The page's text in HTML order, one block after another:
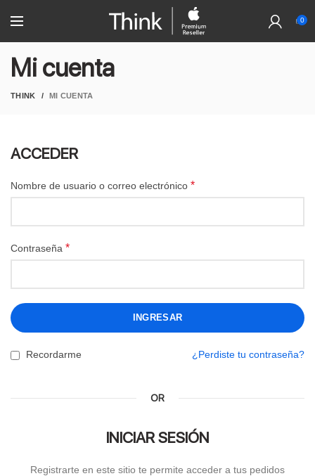
0
Mi cuenta
THINK MI CUENTA
ACCEDER
Nombre de usuario o correo electrónico *
Contraseña *
INGRESAR
¿Perdiste tu contraseña?
Recordarme
OR
INICIAR SESIÓN
Registrarte en este sitio te permite acceder a tus pedidos